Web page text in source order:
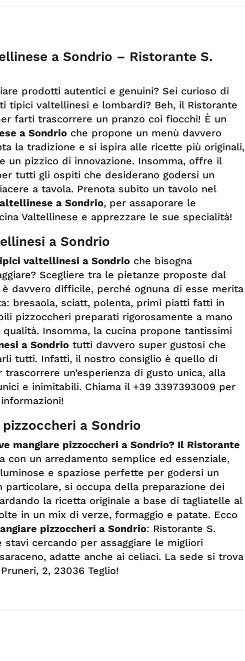
a Sondrio – Ristorante S.
prodotti autentici e genuini? Sei curioso di
tipici valtellinesi e lombardi? Beh, il Ristorante
farti trascorrere un pranzo coi fiocchi! È un
a Sondrio che propone un menù davvero
la tradizione e si ispira alle ricette più originali,
un pizzico di innovazione. Insomma, offre il
tutti gli ospiti che desiderano godersi un
a tavola. Prenota subito un tavolo nel
a Sondrio, per assaporare le
Valtellinese e apprezzare le sue specialità!
a Sondrio
valtellinesi a Sondrio che bisogna
Scegliere tra le pietanze proposte dal
è davvero difficile, perché ognuna di esse merita
bresaola, sciatt, polenta, primi piatti fatti in
pizzoccheri preparati rigorosamente a mano
Insomma, la cucina propone tantissimi
a Sondrio tutti davvero super gustosi che
tutti. Infatti, il nostro consiglio è quello di
un’esperienza di gusto unica, alla
e inimitabili. Chiama il +39 3397393009 per
pizzoccheri a Sondrio
mangiare pizzoccheri a Sondrio? Il Ristorante
con un arredamento semplice ed essenziale,
e spaziose perfette per godersi un
particolare, si occupa della preparazione dei
la ricetta originale a base di tagliatelle al
in un mix di verze, formaggio e patate. Ecco
pizzoccheri a Sondrio: Ristorante S.
stavi cercando per assaggiare le migliori
adatte anche ai celiaci. La sede si trova
2, 23036 Teglio!